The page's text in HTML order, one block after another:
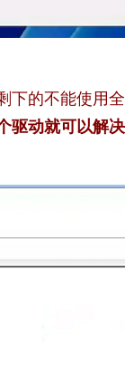
的不能使用
动就可以解决